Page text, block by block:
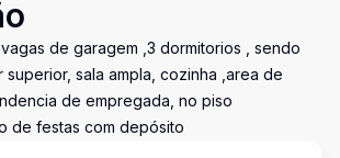
de garagem ,3 dormitorios , sendo
superior, sala ampla, cozinha ,area de
de empregada, no piso
de festas com depósito